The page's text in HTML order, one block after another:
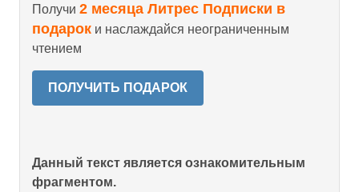
Получи 2 месяца Литрес Подписки в
подарок и наслаждайся неограниченным
чтением
ПОЛУЧИТЬ ПОДАРОК
Данный текст является ознакомительным
фрагментом.